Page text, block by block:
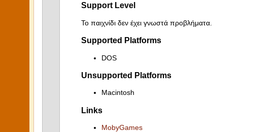
Support Level
Το παιχνίδι δεν έχει γνωστά προβλήματα.
Supported Platforms
DOS
Unsupported Platforms
Macintosh
Links
MobyGames